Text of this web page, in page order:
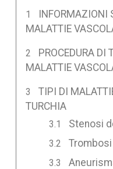
INFORMAZIONI
MALATTIE
PROCEDURA DI
MALATTIE
TIPI DI
TURCHIA
Stenosi